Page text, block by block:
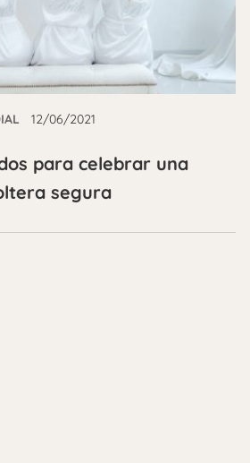
12/06/2021
para celebrar una
segura